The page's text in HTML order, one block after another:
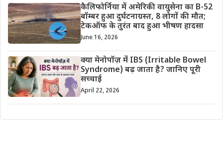
कैलिफोर्निया में अमेरिकी वायुसेना का B-52
बॉम्बर हुआ दुर्घटनाग्रस्त, 8 लोगों की मौत;
टेकऑफ के तुरंत बाद हुआ भीषण हादसा
June 16, 2026
क्या मेनोपॉज़ में IBS (Irritable Bowel
Syndrome) बढ़ जाता है? जानिए पूरी
सच्चाई
April 22, 2026